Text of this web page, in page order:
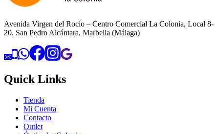
Avenida Virgen del Rocío – Centro Comercial La Colonia, Local 8-
20. San Pedro Alcántara, Marbella (Málaga)
Quick Links
Tienda
Mi Cuenta
Contacto
Outlet